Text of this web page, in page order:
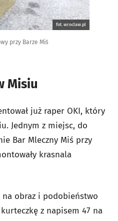
fot. wroclaw.pl
przy Barze Miś
Misiu
już raper OKI, który
Jednym z miejsc, do
Bar Mleczny Miś przy
krasnala
na obraz i podobieństwo
z napisem 47 na